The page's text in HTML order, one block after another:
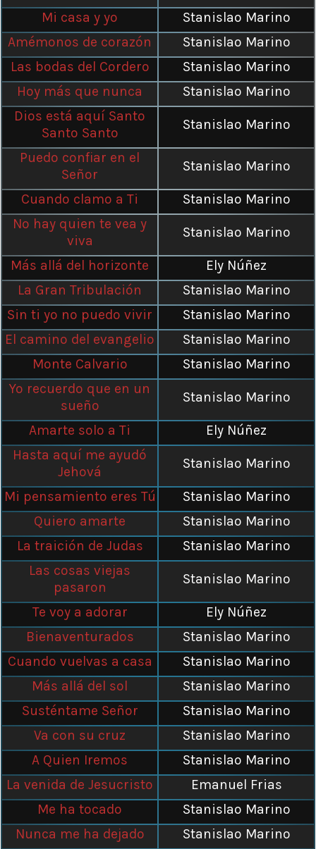
Mi casa y yo
Stanislao Marino
Amémonos de corazón
Stanislao Marino
Las bodas del Cordero
Stanislao Marino
Hoy más que nunca
Stanislao Marino
Dios está aquí Santo
Santo Santo
Stanislao Marino
Puedo confiar en el
Señor
Stanislao Marino
Cuando clamo a Ti
Stanislao Marino
No hay quien te vea y
viva
Stanislao Marino
Más allá del horizonte
Ely Núñez
La Gran Tribulación
Stanislao Marino
Sin ti yo no puedo vivir
Stanislao Marino
El camino del evangelio
Stanislao Marino
Monte Calvario
Stanislao Marino
Yo recuerdo que en un
sueño
Stanislao Marino
Amarte solo a Ti
Ely Núñez
Hasta aquí me ayudó
Jehová
Stanislao Marino
Mi pensamiento eres Tú
Stanislao Marino
Quiero amarte
Stanislao Marino
La traición de Judas
Stanislao Marino
Las cosas viejas
pasaron
Stanislao Marino
Te voy a adorar
Ely Núñez
Bienaventurados
Stanislao Marino
Cuando vuelvas a casa
Stanislao Marino
Más allá del sol
Stanislao Marino
Susténtame Señor
Stanislao Marino
Va con su cruz
Stanislao Marino
A Quien Iremos
Stanislao Marino
La venida de Jesucristo
Emanuel Frias
Me ha tocado
Stanislao Marino
Nunca me ha dejado
Stanislao Marino